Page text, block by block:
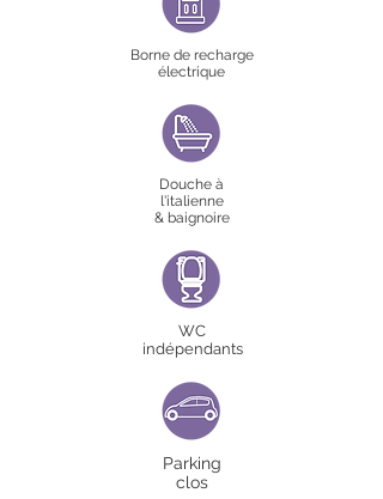
Borne de recharge
électrique
Douche à
l'italienne
& baignoire
WC
indépendants
Parking
clos